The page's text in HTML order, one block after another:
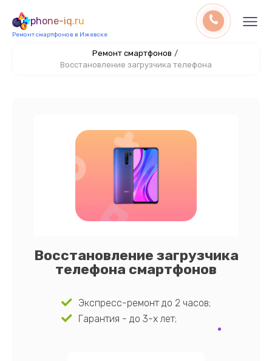
phone-iq.ru
Ремонт смартфонов в Ижевске
Ремонт смартфонов /
Восстановление загрузчика телефона
Восстановление загрузчика
телефона смартфонов
Экспресс-ремонт до 2 часов;
Гарантия - до 3-х лет;